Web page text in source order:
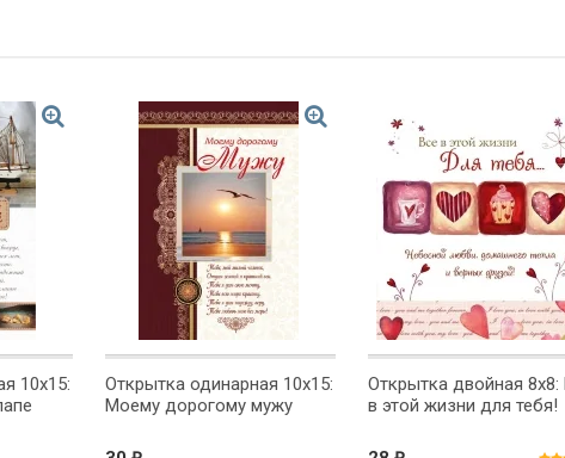
10x15:
Открытка одинарная 10x15:
Моему дорогому мужу
Открытка двойная 8х8:
в этой жизни для тебя!